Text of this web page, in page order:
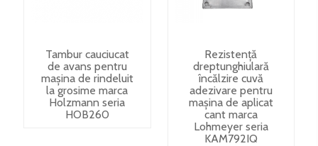
Tambur cauciucat
de avans pentru
mașina de rindeluit
la grosime marca
Holzmann seria
HOB260
Rezistență
dreptunghiulară
încălzire cuvă
adezivare pentru
mașina de aplicat
cant marca
Lohmeyer seria
KAM792IQ